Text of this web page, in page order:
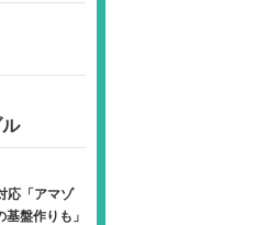
応「アマゾ
盤作りも」